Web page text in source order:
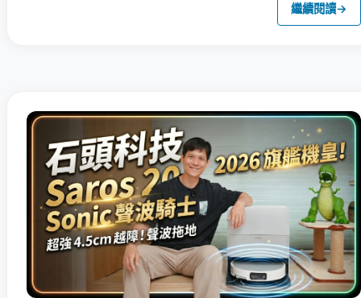
繼續閱讀→